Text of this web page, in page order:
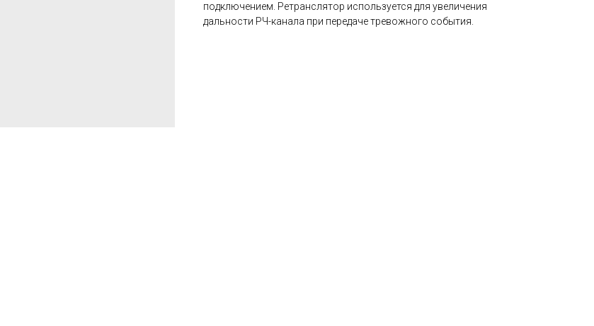
подключением. Ретранслятор используется для увеличения
дальности РЧ-канала при передаче тревожного события.